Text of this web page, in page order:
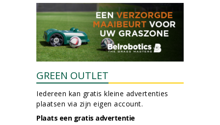
GREEN OUTLET
Iedereen kan gratis kleine advertenties
plaatsen via zijn eigen account.
Plaats een gratis advertentie